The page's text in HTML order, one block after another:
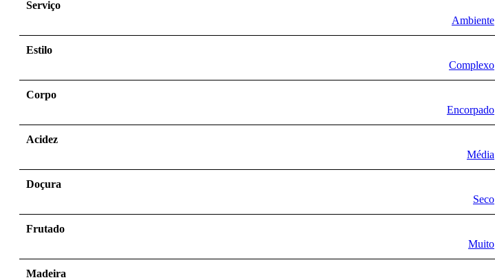
Serviço
Ambiente
Estilo
Complexo
Corpo
Encorpado
Acidez
Média
Doçura
Seco
Frutado
Muito
Madeira